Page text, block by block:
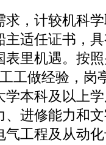
，计较机科学
适任证书，
表里机遇。按
工做经验，岗
本科及以上
进修能力和
工程及从动